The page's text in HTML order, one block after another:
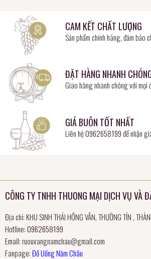
CAM KẾT CHẤT LƯỢNG
Sản phẩm chính hãng, đảm bảo
ĐẶT HÀNG NHANH
Giao hàng nhanh chóng với mọi
GIÁ BUÔN TỐT NHẤT
Liên hệ0962658199để nhận
CÔNG TY TNHH THUONG MẠI DỊCH VỤ VÀ
Địa chỉ: KHU SINH THÁI HỒNG VÂN, THƯỜNG TÍN ,
Hotline:0962658199
Email:ruouvangnamchau@gmail.com
Fanpage:Đồ Uống Năm Châu